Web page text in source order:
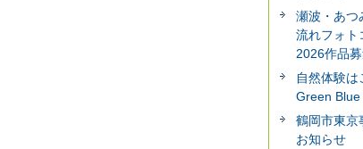
瀬波・あつ
流れフォト
2026作品募
自然体験
Green Blue
鶴岡市東京
お知らせ